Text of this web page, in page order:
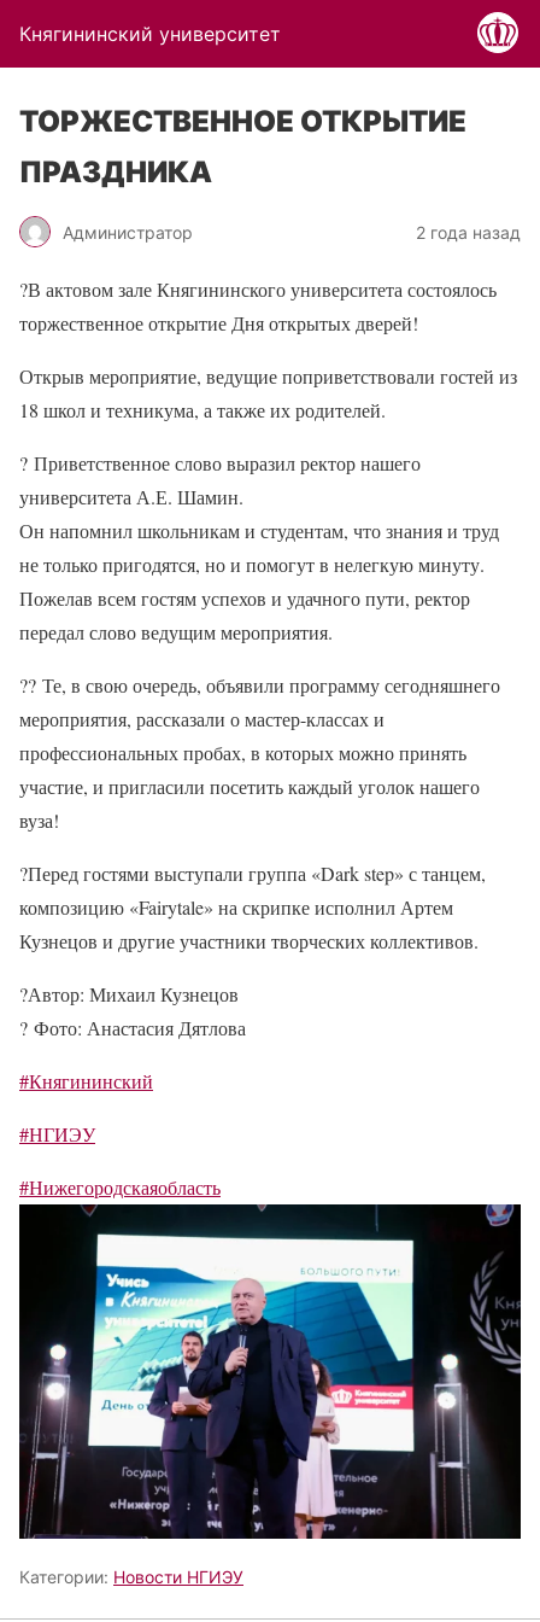
Княгининский университет
ТОРЖЕСТВЕННОЕ ОТКРЫТИЕ
ПРАЗДНИКА
Администратор 2 года назад
?В актовом зале Княгининского университета состоялось
торжественное открытие Дня открытых дверей!
Открыв мероприятие, ведущие поприветствовали гостей из
18 школ и техникума, а также их родителей.
? Приветственное слово выразил ректор нашего
университета А.Е. Шамин.
Он напомнил школьникам и студентам, что знания и труд
не только пригодятся, но и помогут в нелегкую минуту.
Пожелав всем гостям успехов и удачного пути, ректор
передал слово ведущим мероприятия.
?? Те, в свою очередь, объявили программу сегодняшнего
мероприятия, рассказали о мастер-классах и
профессиональных пробах, в которых можно принять
участие, и пригласили посетить каждый уголок нашего
вуза!
?Перед гостями выступали группа «Dark step» с танцем,
композицию «Fairytale» на скрипке исполнил Артем
Кузнецов и другие участники творческих коллективов.
?Автор: Михаил Кузнецов
? Фото: Анастасия Дятлова
#Княгининский
#НГИЭУ
#Нижегородскаяобласть
Категории: Новости НГИЭУ